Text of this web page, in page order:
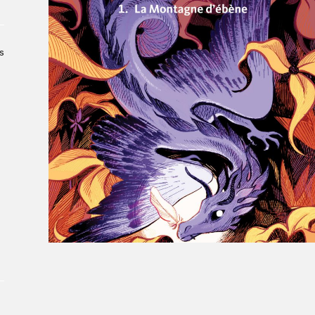
Le Salon dans la ville, espace
organisateur⋅rice
> SLM Pro